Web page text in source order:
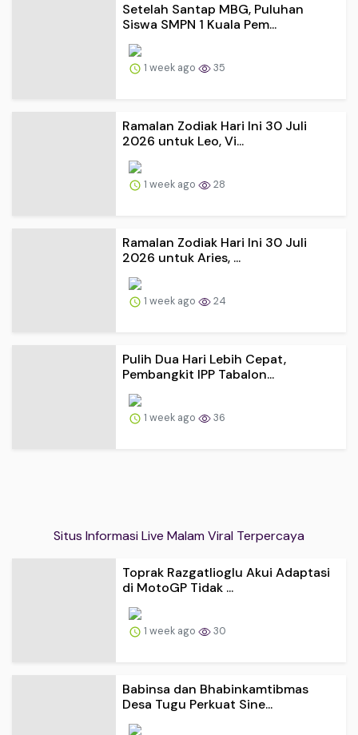
Setelah Santap MBG, Puluhan
Siswa SMPN 1 Kuala Pem...
1 week ago 35
Ramalan Zodiak Hari Ini 30 Juli
2026 untuk Leo, Vi...
1 week ago 28
Ramalan Zodiak Hari Ini 30 Juli
2026 untuk Aries, ...
1 week ago 24
Pulih Dua Hari Lebih Cepat,
Pembangkit IPP Tabalon...
1 week ago 36
Situs Informasi Live Malam Viral Terpercaya
Toprak Razgatlioglu Akui Adaptasi
di MotoGP Tidak ...
1 week ago 30
Babinsa dan Bhabinkamtibmas
Desa Tugu Perkuat Sine...